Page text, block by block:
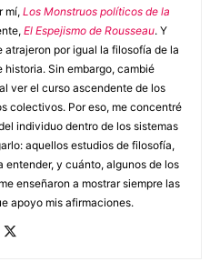
mí, Los Monstruos políticos de la
El Espejismo de Rousseau. Y
atrajeron por igual la filosofía de la
Sin embargo, cambié
ver el curso ascendente de los
colectivos. Por eso, me concentré
individuo dentro de los sistemas
aquellos estudios de filosofía,
entender, y cuánto, algunos de los
enseñaron a mostrar siempre las
apoyo mis afirmaciones.